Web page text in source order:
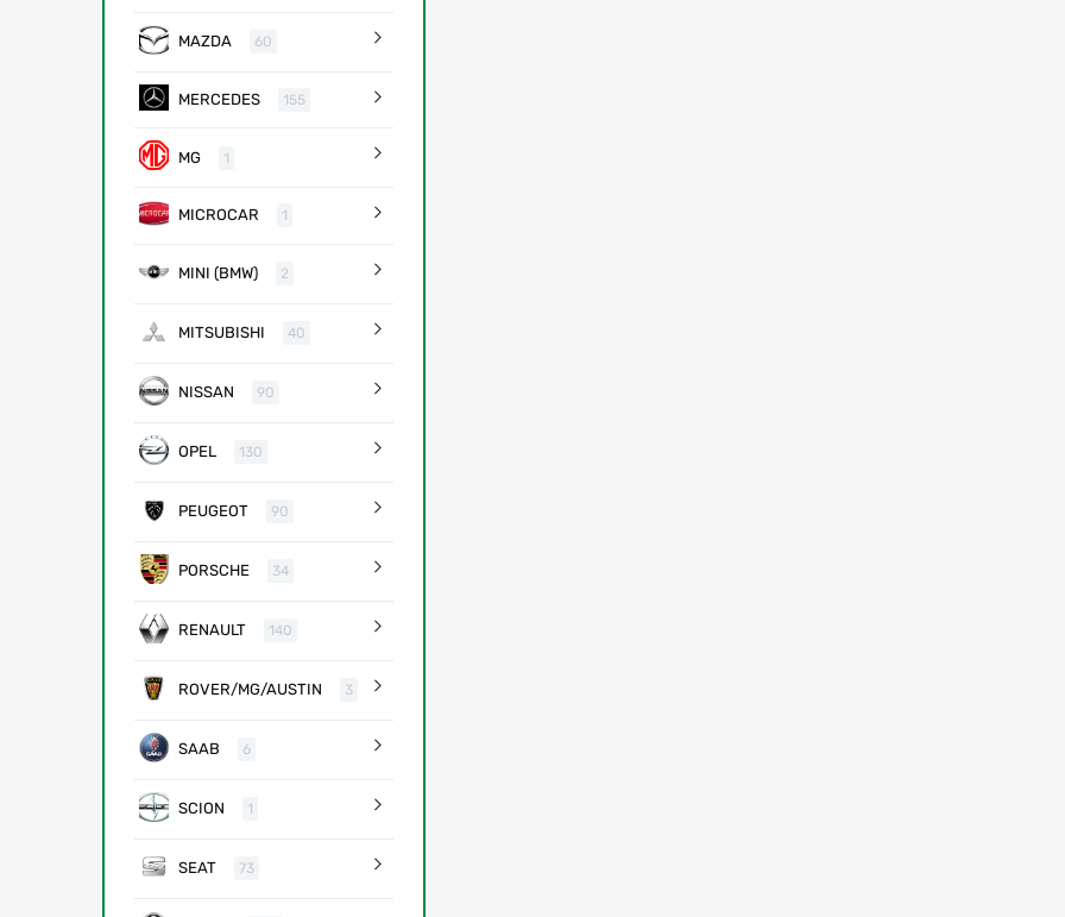
MAZDA 60
MERCEDES 155
MG 1
MICROCAR 1
MINI (BMW) 2
MITSUBISHI 40
NISSAN 90
OPEL 130
PEUGEOT 90
PORSCHE 34
RENAULT 140
ROVER/MG/AUSTIN 3
SAAB 6
SCION 1
SEAT 73